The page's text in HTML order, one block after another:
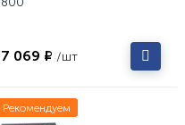
7 069 ₽ /шт
Рекомендуем